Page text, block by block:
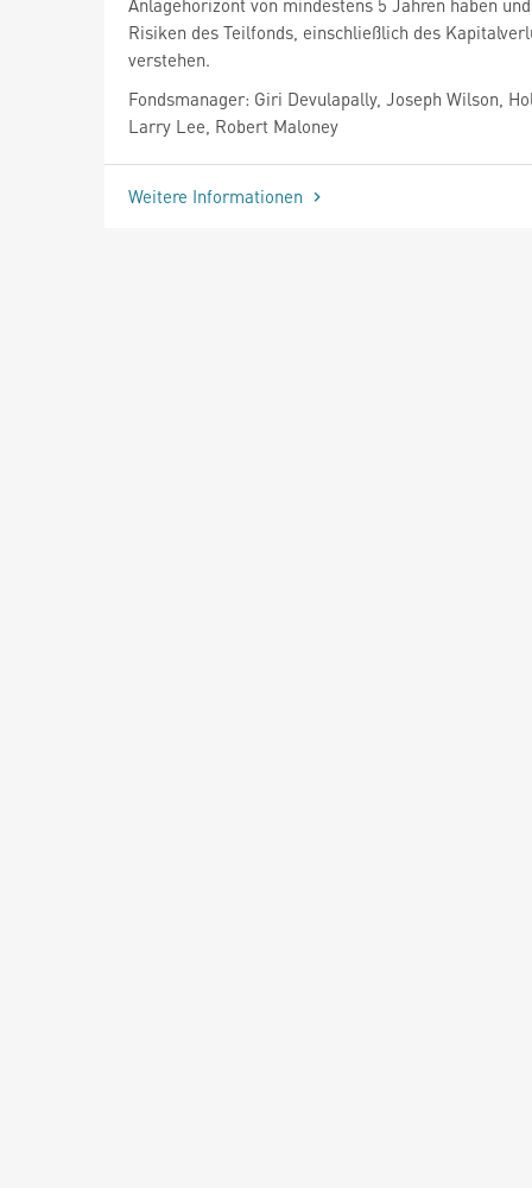
Risiken des Teilfonds, einschließlich des
verstehen.
Fondsmanager: Giri Devulapally, Joseph Wilson,
Larry Lee, Robert Maloney
Weitere Informationen